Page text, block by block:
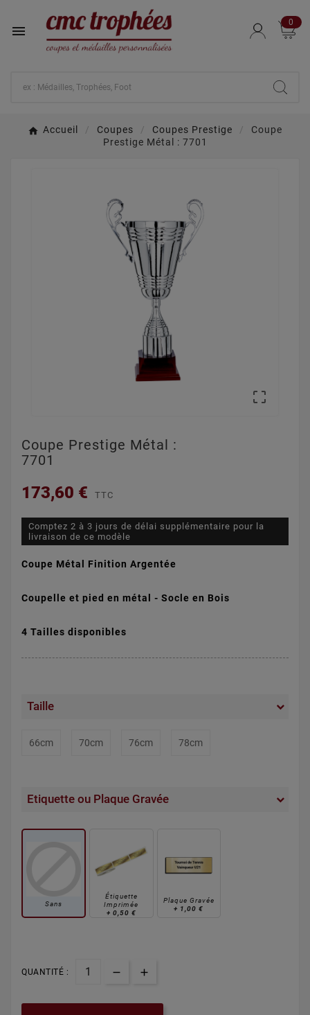

0
Accueil Coupes Coupes Prestige
Coupe
Prestige Métal : 7701

Coupe Prestige Métal :
7701
173,60 € TTC
Comptez 2 à 3 jours de délai supplémentaire pour la
livraison de ce modèle
Coupe Métal Finition Argentée
Coupelle et pied en métal - Socle en Bois
4 Tailles disponibles
Taille
66cm 70cm 76cm 78cm
Etiquette ou Plaque Gravée
Sans
Étiquette
Imprimée
+ 0,50 €
Plaque Gravée
+ 1,00 €
QUANTITÉ :